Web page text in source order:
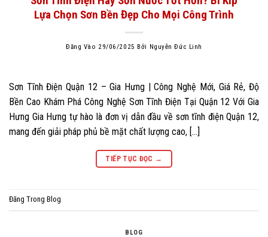
Lựa Chọn Sơn Bền Đẹp Cho Mọi Công Trình
Đăng Vào 29/06/2025 Bởi Nguyễn Đức Linh
Sơn Tĩnh Điện Quận 12 – Gia Hưng | Công Nghệ Mới, Giá Rẻ, Độ
Bền Cao Khám Phá Công Nghệ Sơn Tĩnh Điện Tại Quận 12 Với Gia
Hưng Gia Hưng tự hào là đơn vị dẫn đầu về sơn tĩnh điện Quận 12,
mang đến giải pháp phủ bề mặt chất lượng cao, […]
TIẾP TỤC ĐỌC →
Đăng Trong Blog
BLOG